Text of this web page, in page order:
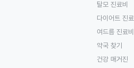
탈모 진료비
다이어트 진
여드름 진료비
약국 찾기
건강 매거진